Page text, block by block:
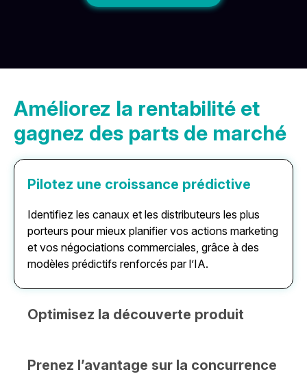
Améliorez la rentabilité et
gagnez des parts de marché
Pilotez une croissance prédictive
Identifiez les canaux et les distributeurs les plus
porteurs pour mieux planifier vos actions marketing
et vos négociations commerciales, grâce à des
modèles prédictifs renforcés par l’IA.
Optimisez la découverte produit
les consommateurs comme pour les agents IA,
afin que vos produits soient trouvés et achetés
Prenez l’avantage sur la concurrence